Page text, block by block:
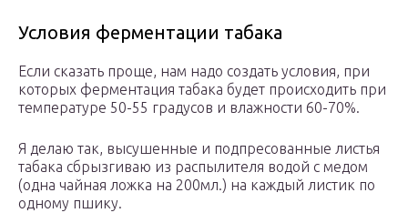
Условия ферментации табака
Если сказать проще, нам надо создать условия, при
которых ферментация табака будет происходить при
температуре 50-55 градусов и влажности 60-70%.
Я делаю так, высушенные и подпресованные листья
табака сбрызгиваю из распылителя водой с медом
(одна чайная ложка на 200мл.) на каждый листик по
одному пшику.